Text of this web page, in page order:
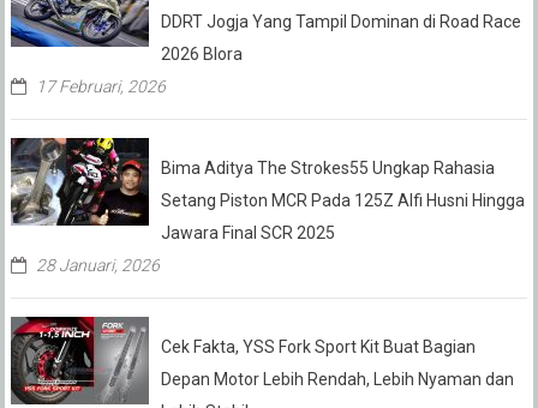
DDRT Jogja Yang Tampil Dominan di Road Race
2026 Blora
17 Februari, 2026
Bima Aditya The Strokes55 Ungkap Rahasia
Setang Piston MCR Pada 125Z Alfi Husni Hingga
Jawara Final SCR 2025
28 Januari, 2026
Cek Fakta, YSS Fork Sport Kit Buat Bagian
Depan Motor Lebih Rendah, Lebih Nyaman dan